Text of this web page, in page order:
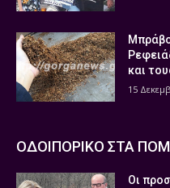
και
15
ΟΔΟΙΠΟΡΙΚΟ ΣΤΑ
Οι